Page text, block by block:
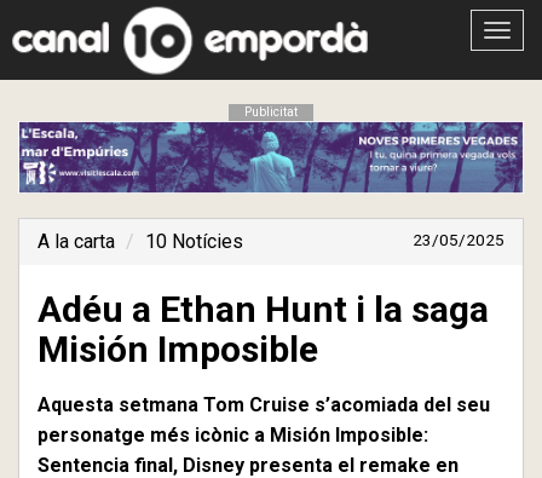
Obrir
Publicitat
A la carta 10 Notícies 23/05/2025
Adéu a Ethan Hunt i la saga
Misión Imposible
Aquesta setmana Tom Cruise s’acomiada del seu
personatge més icònic a Misión Imposible:
Sentencia final, Disney presenta el remake en